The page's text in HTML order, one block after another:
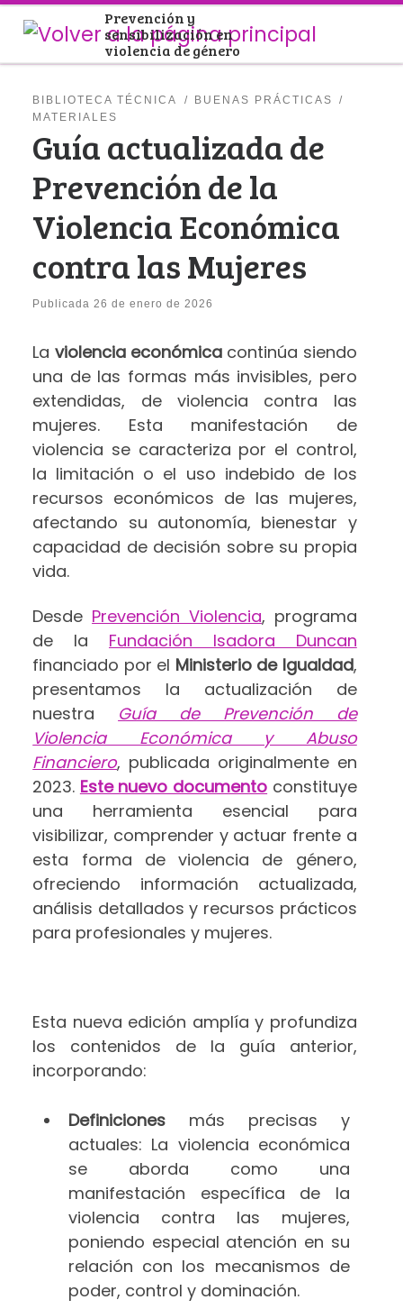
Saltar al contenido
Prevención y
sensibilización en
violencia de género
BIBLIOTECA TÉCNICA
BUENAS PRÁCTICAS
MATERIALES
Guía actualizada de
Prevención de la
Violencia Económica
contra las Mujeres
Publicada26 de enero de 2026
La violencia económicacontinúa siendo
una de las formas más invisibles, pero
extendidas, de violencia contra las
mujeres. Esta manifestación de
violencia se caracteriza por el control,
la limitación o el uso indebido de los
recursos económicos de las mujeres,
afectando su autonomía, bienestar y
capacidad de decisión sobre su propia
vida.
Desde Prevención Violencia, programa
de la Fundación Isadora Duncan
financiado por el Ministerio de Igualdad,
presentamos la actualización de
nuestra
Guía de Prevención de
Violencia Económica y Abuso
Financiero, publicada originalmente en
2023. Este nuevo documento constituye
una herramienta esencial para
visibilizar, comprender y actuar frente a
esta forma de violencia de género,
ofreciendo información actualizada,
análisis detallados y recursos prácticos
para profesionales y mujeres.
Esta nueva edición amplía y profundiza
los contenidos de la guía anterior,
incorporando:
Definiciones más precisas y
actuales: La violencia económica
se aborda como una
manifestación específica de la
violencia contra las mujeres,
poniendo especial atención en su
relación con los mecanismos de
poder, control y dominación.